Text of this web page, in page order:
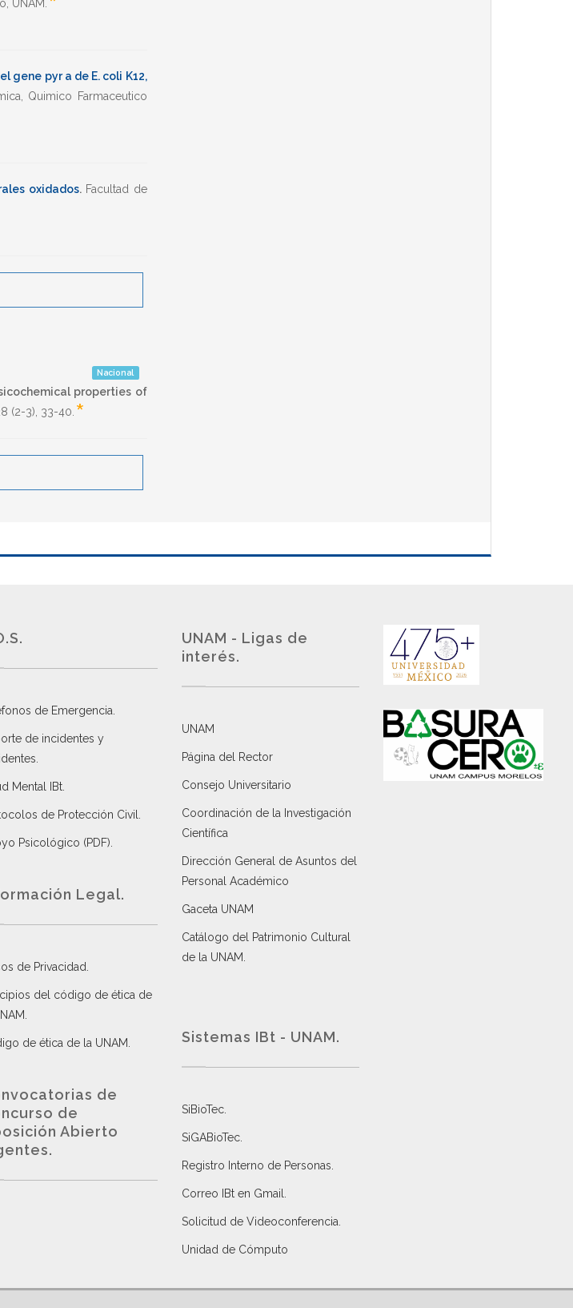
UNAM
gene pyr a de E. coli K12,
Quimico Farmaceutico
oxidados. Facultad de
Nacional
properties of
(2-3), 33-40 *
de Emergencia.
de incidentes y
Mental IBt
de Protección Civil
Psicológico (PDF)
Legal.
de Privacidad
del código de ética de
de ética de la UNAM
de
de
Abierto
.
UNAM - Ligas de
interés.
UNAM
Página del Rector
Consejo Universitario
Coordinación de la Investigación
Científica
Dirección General de Asuntos del
Personal Académico
Gaceta UNAM
Catálogo del Patrimonio Cultural
de la UNAM.
Sistemas IBt - UNAM.
SiBioTec
SiGABioTec.
Registro Interno de Personas
Correo IBt en Gmail
Solicitud de Videoconferencia.
Unidad de Cómputo